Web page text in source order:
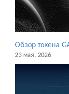
Обзор токена
23 мая, 2026